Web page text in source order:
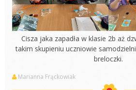
Cisza jaka zapadła w klasie 2b aż
takim skupieniu uczniowie
breloczki.
Marianna Frąckowiak